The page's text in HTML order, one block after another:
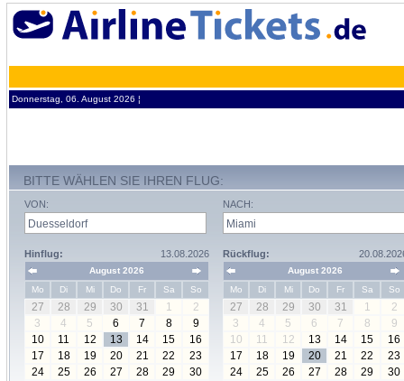
Donnerstag, 06. August 2026 ¦
BITTE WÄHLEN SIE IHREN FLUG:
VON:
Hinflug: 13.08.2026
August 2026
Mo
Di Mi Do Fr Sa So
27 28 29 30 31 1
2
3
4 5 6 7 8
9
10
11 12 13 14 15
16
17
18 19 20 21 22
23
24
25 26 27 28 29
30
NACH:
Rückflug:
August 2026
Mo
Di Mi Do Fr Sa So
27 28 29 30 31 1
2
3
4 5 6 7 8
9
10
11 12 13 14 15
16
17
18 19 20 21 22
23
24
25 26 27 28 29
30